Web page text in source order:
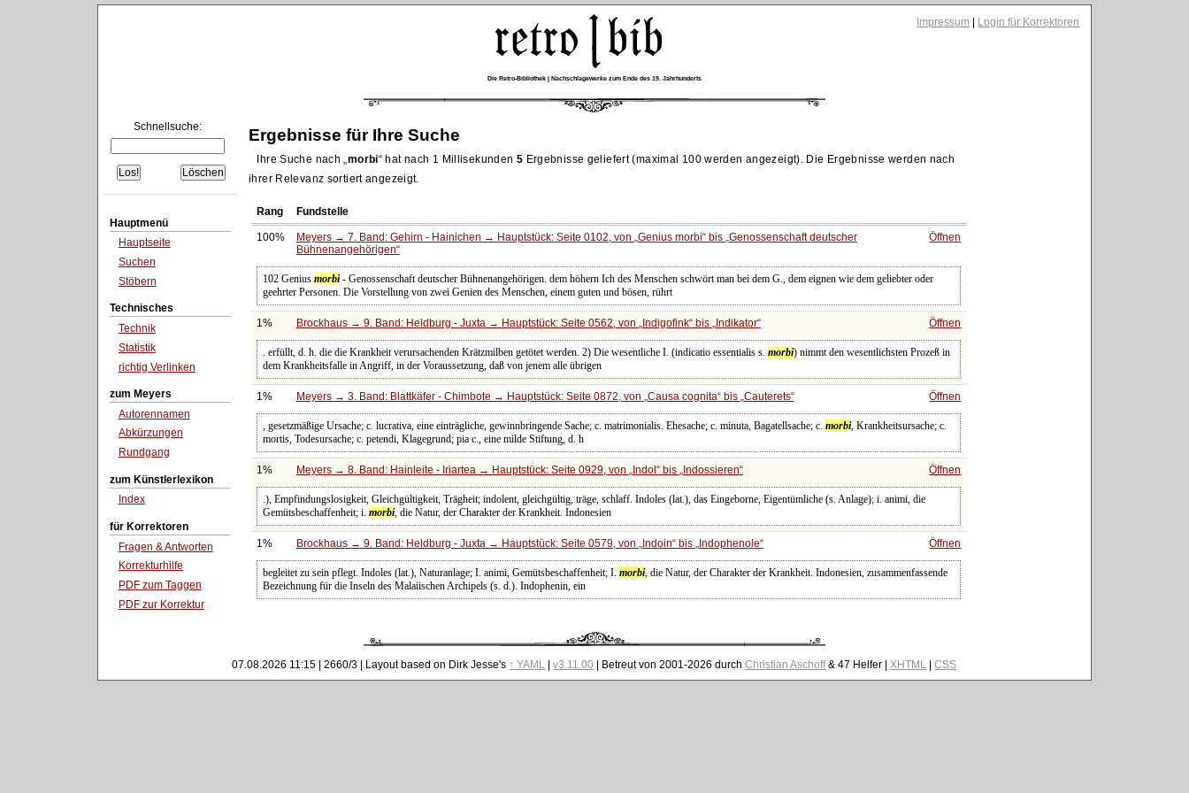
Impressum Login für Korrektoren
Die Retro-Bibliothek | Nachschlagewerke zum Ende des 19. Jahrhunderts
Schnellsuche:
Hauptmenü
Hauptseite
Suchen
Stöbern
Technisches
Technik
Statistik
richtig Verlinken
zum Meyers
Autorennamen
Abkürzungen
Rundgang
zum Künstlerlexikon
Index
für Korrektoren
Fragen & Antworten
Korrekturhilfe
PDF zum Taggen
PDF zur Korrektur
Ergebnisse für Ihre Suche
Ihre Suche nach morbi hat nach 1 Millisekunden 5 Ergebnisse geliefert (maximal 100 werden angezeigt). Die Ergebnisse werden nach
ihrer Relevanz sortiert angezeigt.
Rang Fundstelle
100% Meyers → 7. Band: Gehirn - Hainichen → Hauptstück: Seite 0102, von Genius morbi bis Genossenschaft deutscher
Bühnenangehörigen
Öffnen
102 Geniusmorbi- Genossenschaft deutscher Bühnenangehörigen. dem höhern Ich des Menschen schwört man bei dem G., dem eignen wie dem geliebter oder
geehrter Personen. Die Vorstellung von zwei Genien des Menschen, einem guten und bösen, rührt
1% Brockhaus → 9. Band: Heldburg - Juxta → Hauptstück: Seite 0562, von Indigofink bis Indikator Öffnen
. erfüllt, d. h. die die Krankheit verursachenden Krätzmilben getötet werden. 2) Die wesentliche I. (indicatio essentialis s.morbi) nimmt den wesentlichsten Prozeß in
dem Krankheitsfalle in Angriff, in der Voraussetzung, daß von jenem alle übrigen
1% Meyers → 3. Band: Blattkäfer - Chimbote → Hauptstück: Seite 0872, von Causa cognita bis Cauterets Öffnen
, gesetzmäßige Ursache; c. lucrativa, eine einträgliche, gewinnbringende Sache; c. matrimonialis. Ehesache; c. minuta, Bagatellsache; c.morbi, Krankheitsursache; c.
mortis, Todesursache; c. petendi, Klagegrund; pia c., eine milde Stiftung, d. h
1% Meyers → 8. Band: Hainleite - Iriartea → Hauptstück: Seite 0929, von Indol bis Indossieren Öffnen
.), Empfindungslosigkeit, Gleichgültigkeit, Trägheit; indolent, gleichgültig, träge, schlaff. Indoles (lat.), das Eingeborne, Eigentümliche (s. Anlage); i. animi, die
Gemütsbeschaffenheit; i.morbi, die Natur, der Charakter der Krankheit. Indonesien
1% Brockhaus → 9. Band: Heldburg - Juxta → Hauptstück: Seite 0579, von Indoin bis Indophenole Öffnen
begleitet zu sein pflegt. Indoles (lat.), Naturanlage; I. animi, Gemütsbeschaffenheit; I.morbi, die Natur, der Charakter der Krankheit. Indonesien, zusammenfassende
Bezeichnung für die Inseln des Malaiischen Archipels (s. d.). Indophenin, ein
07.08.2026 11:15 | 2660/3 | Layout based on Dirk Jesse's ↑ YAML |v3.11.00 | Betreut von 2001-2026 durchChristian Aschoff& 47 Helfer |XHTML |CSS